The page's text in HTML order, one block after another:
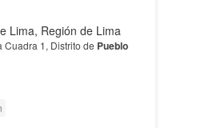
Lima, Región de Lima
1, Distrito de Pueblo